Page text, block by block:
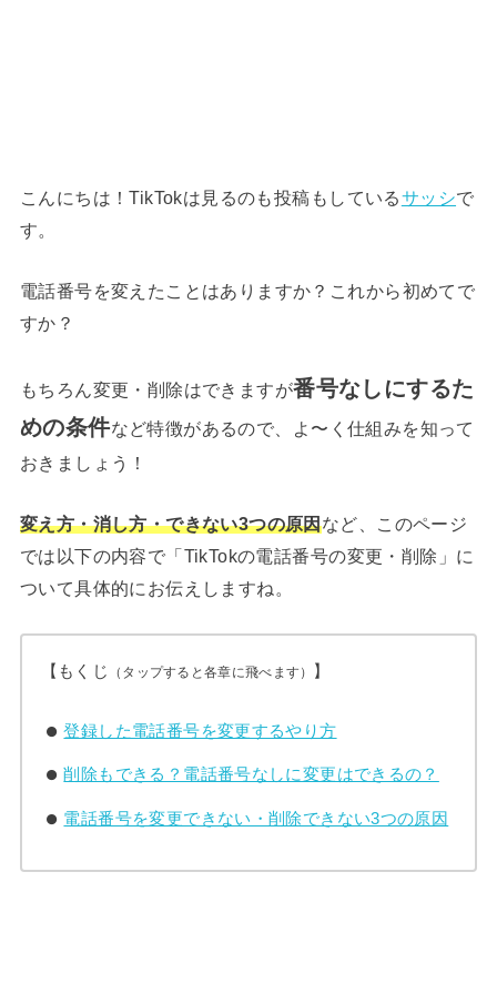
こんにちは！TikTokは見るのも投稿もしているサッシで
す。
電話番号を変えたことはありますか？これから初めてで
すか？
もちろん変更・削除はできますが番号なしにするた
めの条件など特徴があるので、よ〜く仕組みを知って
おきましょう！
変え方・消し方・できない3つの原因など、このページ
では以下の内容で「TikTokの電話番号の変更・削除」に
ついて具体的にお伝えしますね。
【もくじ （タップすると各章に飛べます） 】
登録した電話番号を変更するやり方
削除もできる？電話番号なしに変更はできるの？
電話番号を変更できない・削除できない3つの原因